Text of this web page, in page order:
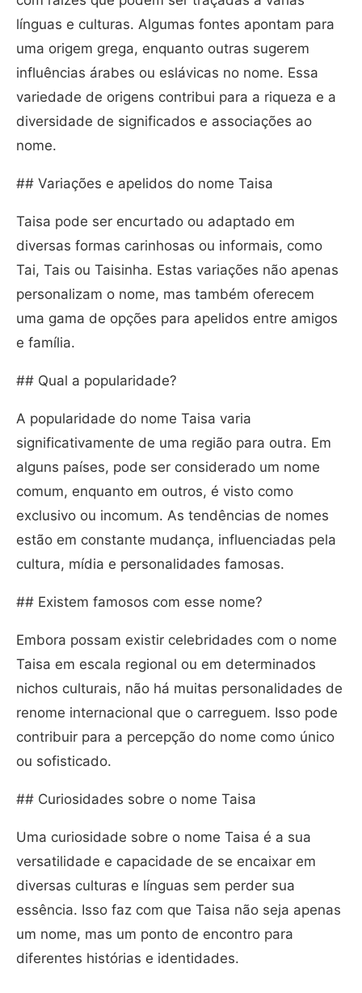
línguas e culturas. Algumas fontes apontam para
uma origem grega, enquanto outras sugerem
influências árabes ou eslávicas no nome. Essa
variedade de origens contribui para a riqueza e a
diversidade de significados e associações ao
nome.
## Variações e apelidos do nome Taisa
Taisa pode ser encurtado ou adaptado em
diversas formas carinhosas ou informais, como
Tai, Tais ou Taisinha. Estas variações não apenas
personalizam o nome, mas também oferecem
uma gama de opções para apelidos entre amigos
e família.
## Qual a popularidade?
A popularidade do nome Taisa varia
significativamente de uma região para outra. Em
alguns países, pode ser considerado um nome
comum, enquanto em outros, é visto como
exclusivo ou incomum. As tendências de nomes
estão em constante mudança, influenciadas pela
cultura, mídia e personalidades famosas.
## Existem famosos com esse nome?
Embora possam existir celebridades com o nome
Taisa em escala regional ou em determinados
nichos culturais, não há muitas personalidades de
renome internacional que o carreguem. Isso pode
contribuir para a percepção do nome como único
ou sofisticado.
## Curiosidades sobre o nome Taisa
Uma curiosidade sobre o nome Taisa é a sua
versatilidade e capacidade de se encaixar em
diversas culturas e línguas sem perder sua
essência. Isso faz com que Taisa não seja apenas
um nome, mas um ponto de encontro para
diferentes histórias e identidades.